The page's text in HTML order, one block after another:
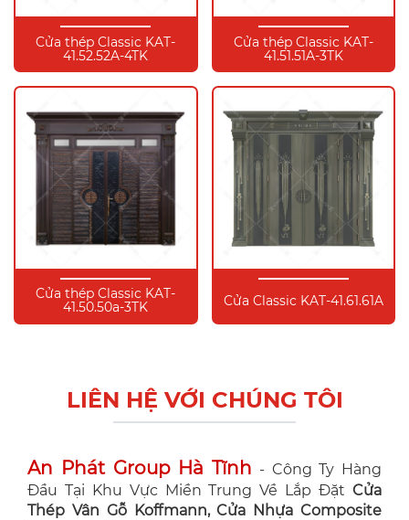
Cửa thép Classic KAT-
41.52.52A-4TK
Cửa thép Classic KAT-
41.51.51A-3TK
Cửa thép Classic KAT-
41.50.50a-3TK
Cửa Classic KAT-41.61.61A
LIÊN HỆ VỚI CHÚNG TÔI
An Phát Group Hà Tĩnh - Công Ty Hàng
Đầu Tại Khu Vực Miền Trung Về Lắp Đặt Cửa
Thép Vân Gỗ Koffmann, Cửa Nhựa Composite